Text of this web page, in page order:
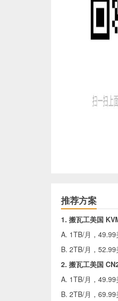
推荐方案
1. 搬瓦工美国
A. 1TB/月，49.99
B. 2TB/月，52.99
2. 搬瓦工美国
A. 1TB/月，49.99
B. 2TB/月，69.99